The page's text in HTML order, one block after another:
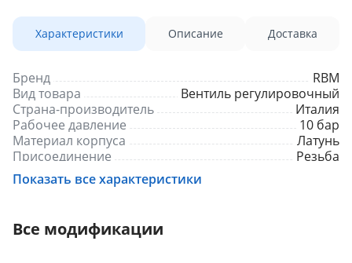
Характеристики Описание Доставка
Бренд
RBM
Вид товара
Вентиль регулировочный
Страна-производитель
Италия
Рабочее давление
10 бар
Материал корпуса
Латунь
Присоединение
Резьба
Вид резьбы
Максимальное рабочее давление
Максимальная рабочая температура, °С
Показать все характеристики
Все модификации